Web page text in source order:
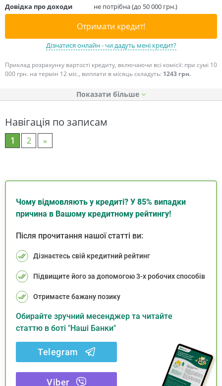
Довідка про доходи
не потрібна (до 50 000 грн.)
Отримати кредит!
Дізнатися онлайн - чи дадуть мені кредит?
Приклад розрахунку вартості кредиту, включаючи всі комісії: при сумі 10
000 грн. на термін 12 міс., виплати в місяць складуть: 1243 грн.
Показати
Навігація по записам
1 2 »
Чому відмовляють у кредиті? У 85% випадки
причина в Вашому кредитному рейтингу!
Після прочитання нашої статті ви:
Дізнаєтесь свій кредитний рейтинг
Підвищите його за допомогою 3-х робочих способів
Отримаєте бажану позику
Обирайте зручний месенджер та читайте
статтю в боті "Наші Банки"
Telegram
Viber